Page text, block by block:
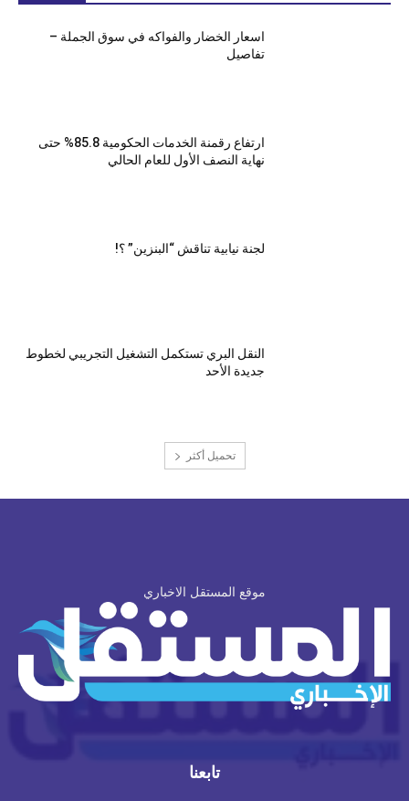
اسعار الخضار والفواكه في سوق الجملة –
تفاصيل
ارتفاع رقمنة الخدمات الحكومية 85.8% حتى
نهاية النصف الأول للعام الحالي
لجنة نيابية تناقش “البنزين” ؟!
النقل البري تستكمل التشغيل التجريبي لخطوط
جديدة الأحد
تحميل أكثر
موقع المستقل الاخباري
تابعنا